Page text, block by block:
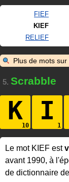
FIEF
KIEF
RELIEF
Plus de mots sur
5. Scrabble
K I
Le mot KIEF est
avant 1990, à
de dictionnaire